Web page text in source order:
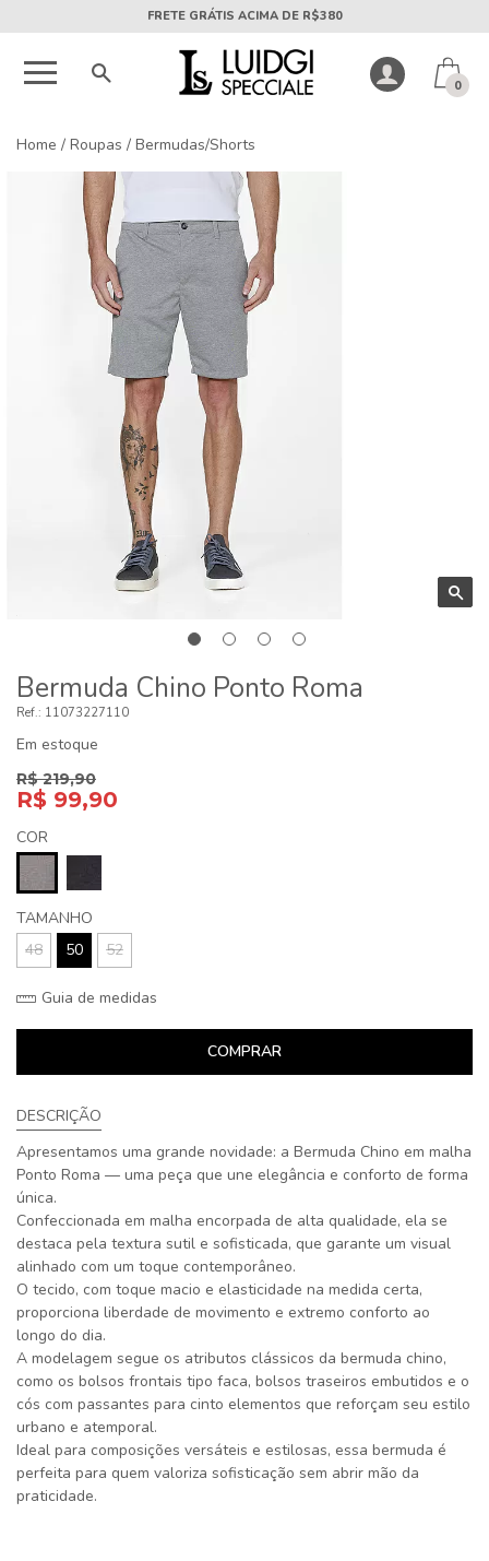
5X SEM JUROS PARCELA MÍNIMA DE R$50
0
Home / Roupas / Bermudas/Shorts
Bermuda Chino Ponto Roma
11073227110
Em estoque
R$ 219,90
R$ 99,90
COR
TAMANHO
48
50 52
Guia de medidas
COMPRAR
DESCRIÇÃO
Apresentamos uma grande novidade: a Bermuda Chino em malha
Ponto Roma — uma peça que une elegância e conforto de forma
única.
Confeccionada em malha encorpada de alta qualidade, ela se
destaca pela textura sutil e sofisticada, que garante um visual
alinhado com um toque contemporâneo.
O tecido, com toque macio e elasticidade na medida certa,
proporciona liberdade de movimento e extremo conforto ao
longo do dia.
A modelagem segue os atributos clássicos da bermuda chino,
como os bolsos frontais tipo faca, bolsos traseiros embutidos e o
cós com passantes para cinto elementos que reforçam seu estilo
urbano e atemporal.
Ideal para composições versáteis e estilosas, essa bermuda é
perfeita para quem valoriza sofisticação sem abrir mão da
praticidade.